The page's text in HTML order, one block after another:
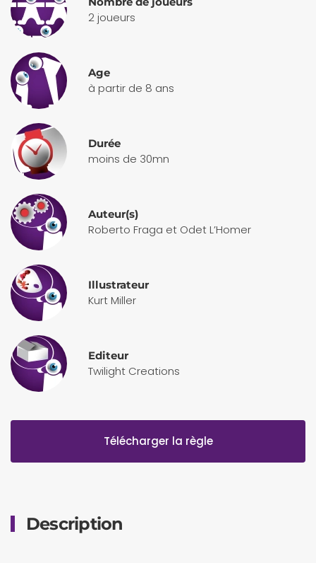
2 joueurs
Age
à partir de 8 ans
Durée
moins de 30mn
Auteur(s)
Roberto Fraga et Odet L’Homer
Illustrateur
Kurt Miller
Editeur
Twilight Creations
Télécharger la règle
Description